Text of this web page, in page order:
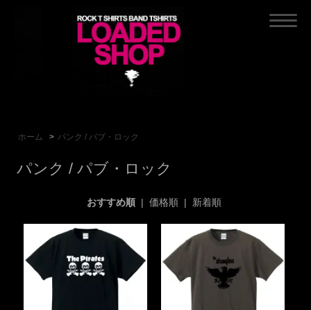
ホーム > パンク / パブ・ロック
パンク / パブ・ロック
おすすめ順| 価格順| 新着順